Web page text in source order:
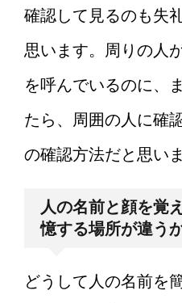
確認して見るのも失
思います。周りの人
を呼んでいるのに、
たら、周囲の人に確
の確認方法だと思いま
人の名前と顔を覚
憶する場所が違う
どうして人の名前を